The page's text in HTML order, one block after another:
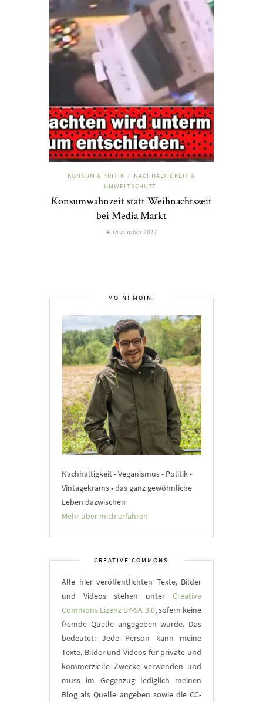
KONSUM & KRITIK /
NACHHALTIGKEIT &
UMWELTSCHUTZ
Konsumwahnzeit statt Weihnachtszeit
bei Media Markt
4. Dezember 2011
MOIN! MOIN!
Nachhaltigkeit • Veganismus • Politik •
Vintagekrams • das ganz gewöhnliche
Leben dazwischen
Mehr über mich erfahren
CREATIVE COMMONS
Alle hier veröffentlichten Texte, Bilder
und Videos stehen unter Creative
Commons Lizenz BY-SA 3.0, sofern keine
fremde Quelle angegeben wurde. Das
bedeutet: Jede Person kann meine
Texte, Bilder und Videos für private und
kommerzielle Zwecke verwenden und
muss im Gegenzug lediglich meinen
Blog als Quelle angeben sowie die CC-